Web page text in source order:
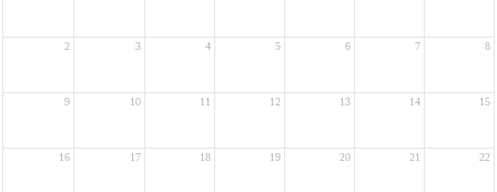
2 3 4 5 6 7 8
9 10 11 12 13 14 15
16 17 18 19 20 21 22